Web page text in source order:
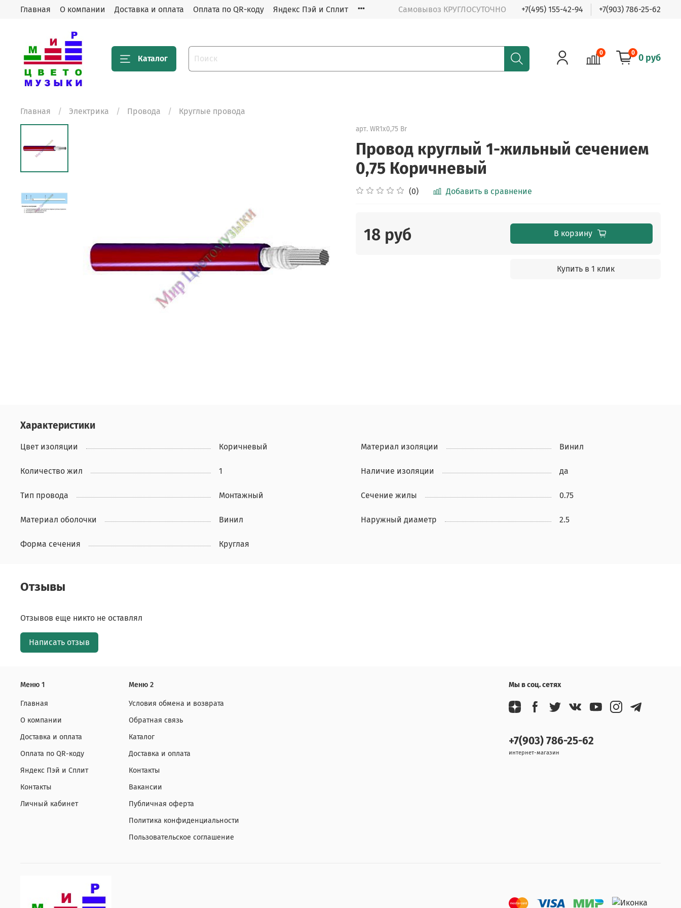
Главная О компании Доставка и оплата Оплата по QR-коду Яндекс Пэй и Сплит Самовывоз КРУГЛОСУТОЧНО +7(495) 155-42-94 +7(903) 786-25-62
Каталог
0 0 0 руб
Главная Электрика Провода Круглые провода
арт. WR1х0,75 Br
Провод круглый 1-жильный сечением
0,75 Коричневый
(0) Добавить в сравнение
18 руб В корзину
Купить в 1 клик
Характеристики
Цвет изоляции Коричневый Материал изоляции Винил
Количество жил 1 Наличие изоляции да
Тип провода Монтажный Сечение жилы 0.75
Материал оболочки Винил Наружный диаметр 2.5
Форма сечения Круглая
Отзывы
Отзывов еще никто не оставлял
Написать отзыв
Меню 1
Главная
О компании
Доставка и оплата
Оплата по QR-коду
Яндекс Пэй и Сплит
Контакты
Личный кабинет
Меню 2
Условия обмена и возврата
Обратная связь
Каталог
Доставка и оплата
Контакты
Вакансии
Публичная оферта
Политика конфиденциальности
Пользовательское соглашение
Мы в соц. сетях
+7(903) 786-25-62
интернет-магазин